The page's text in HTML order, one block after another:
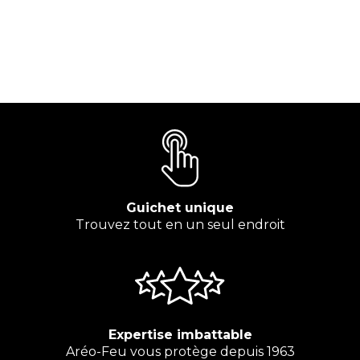
Guichet unique
Trouvez tout en un seul endroit
Expertise imbattable
Aréo-Feu vous protège depuis 1963